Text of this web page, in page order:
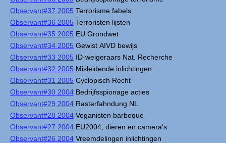
Observant#37 2005 Terrorisme fabels
Observant#36 2005 Terroristen lijsten
Observant#35 2005 EU Grondwet
Observant#34 2005 Gewist AIVD bewijs
Observant#33 2005 ID-weigeraars Nat. Recherche
Observant#32 2005 Misleidende inlichtingen
Observant#31 2005 Cyclopisch Recht
Observant#30 2004 Bedrijfsspionage acties
Observant#29 2004 Rasterfahndung NL
Observant#28 2004 Veganisten barbeque
Observant#27 2004 EU2004, dieren en camera's
Observant#26 2004 Vreemdelingen inlichtingen